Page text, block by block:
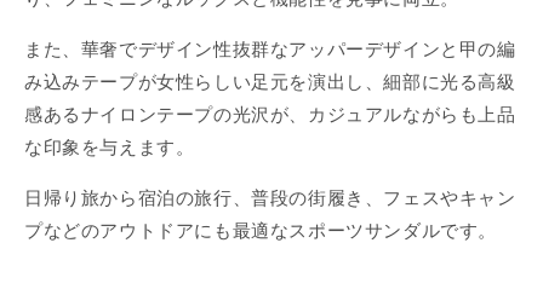
また、華奢でデザイン性抜群なアッパーデザインと甲の編
み込みテープが女性らしい足元を演出し、細部に光る高級
感あるナイロンテープの光沢が、カジュアルながらも上品
な印象を与えます。
日帰り旅から宿泊の旅行、普段の街履き、フェスやキャン
プなどのアウトドアにも最適なスポーツサンダルです。